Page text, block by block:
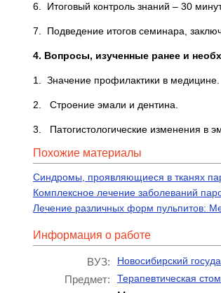
6. Итоговый контроль знаний – 30
7. Подведение итогов семинара,
4. Вопросы, изученные ранее и
1. Значение профилактики в медицине.
2. Строение эмали и дентина.
3. Патогистологические изменения в
Похожие материалы
Синдромы, проявляющиеся в тканях
Комплексное лечение заболеваний
Лечение различных форм пульпитов:
Информация о работе
ВУЗ: Новосибирский
Предмет: Терапевтическая